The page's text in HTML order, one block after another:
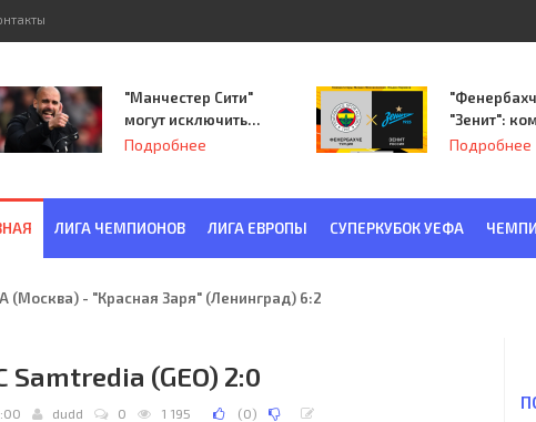
"Манчестер Сити"
могут исключить
из Лиги
Подробнее
"Зенит":
Семака
Подробнее
ЛИГА ЧЕМПИОНОВ ЛИГА ЕВРОПЫ СУПЕРКУБОК УЕФА
(Москва) - "Красная Заря" (Ленинград) 6:2
Samtredia (GEO) 2:0
dudd 0 1 195 (0)